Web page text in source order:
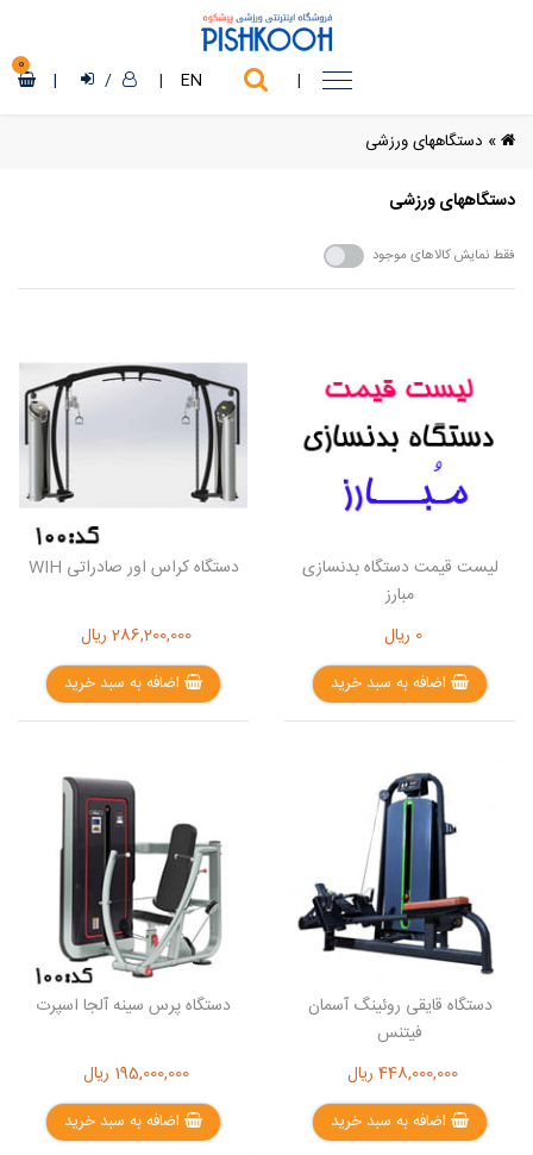
|
EN
|
/
|
0
» دستگاههای ورزشی
دستگاههای ورزشی
فقط نمایش کالاهای موجود
لیست قیمت دستگاه بدنسازی
مبارز
0 ریال
اضافه به سبد خرید
دستگاه کراس اور صادراتی WIH
286,200,000 ریال
اضافه به سبد خرید
دستگاه قایقی روئینگ آسمان
فیتنس
448,000,000 ریال
اضافه به سبد خرید
دستگاه پرس سینه آلجا اسپرت
195,000,000 ریال
اضافه به سبد خرید